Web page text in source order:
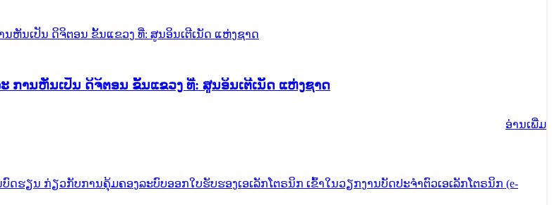
ກອງປະຊຸມ ປຶກສາຫາລື ວຽກງານຄະນະກຳມະການຄຸ້ມຄອງ ອິນເຕີເນັດ ແລະ ການຫັນເປັນ ດິຈິຕອນ ຂັ້ນແຂວງ ທີ່: ສູນອິນເຕີເນັດ ແຫ່ງຊາດ
ອ່ານ​ເພີ່ມ